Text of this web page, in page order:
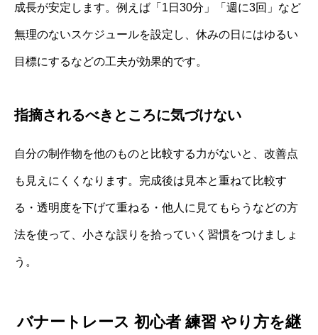
成長が安定します。例えば「1日30分」「週に3回」など
無理のないスケジュールを設定し、休みの日にはゆるい
目標にするなどの工夫が効果的です。
指摘されるべきところに気づけない
自分の制作物を他のものと比較する力がないと、改善点
も見えにくくなります。完成後は見本と重ねて比較す
る・透明度を下げて重ねる・他人に見てもらうなどの方
法を使って、小さな誤りを拾っていく習慣をつけましょ
う。
バナートレース 初心者 練習 やり方を継